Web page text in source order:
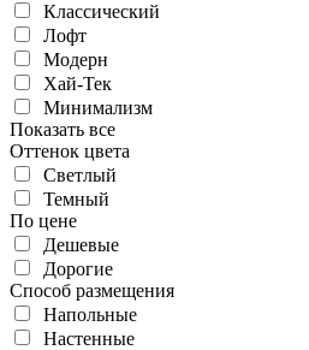
Классический
Лофт
Модерн
Хай-Тек
Минимализм
Показать все
Оттенок цвета
Светлый
Темный
По цене
Дешевые
Дорогие
Способ размещения
Напольные
Настенные